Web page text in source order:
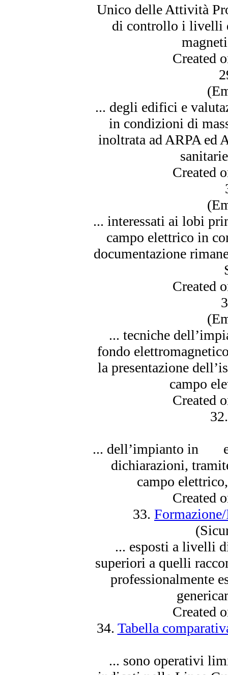
Unico delle Attività
di controllo i livelli
Created
... degli edifici e
in condizioni di
inoltrata ad ARPA ed
Created
... interessati ai lobi
campo elettrico in
documentazione
Created
... tecniche
fondo
la presentazione
campo
Created
... dell’impianto in
dichiarazioni,
campo elettrico
Created
33.
... esposti a livelli
superiori a quelli
professionalmente
Created
34. Tabella
... sono operativi